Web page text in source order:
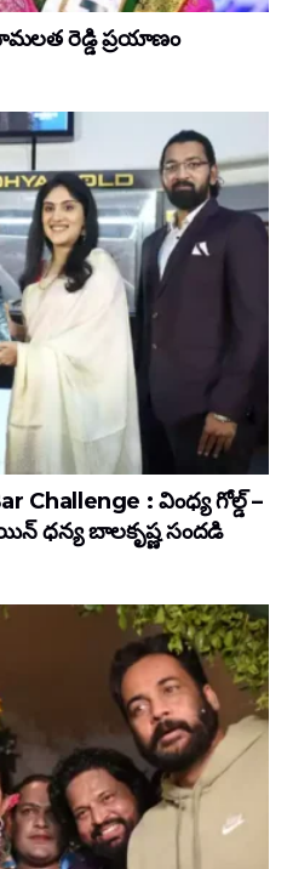
హేమలత రెడ్డి ప్రయాణం
Challenge : వింధ్య గోల్డ్ –
ధ‌న్య బాల‌కృష్ణ‌ సందడి